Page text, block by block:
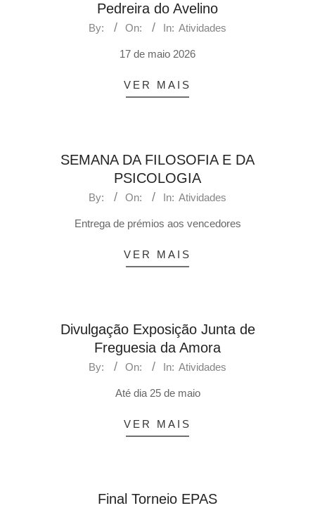
Pedreira do Avelino
By: On: In: Atividades
17 de maio 2026
VER MAIS
SEMANA DA FILOSOFIA E DA
PSICOLOGIA
By: On: In: Atividades
Entrega de prémios aos vencedores
VER MAIS
Divulgação Exposição Junta de
Freguesia da Amora
By: On: In: Atividades
Até dia 25 de maio
VER MAIS
Final Torneio EPAS